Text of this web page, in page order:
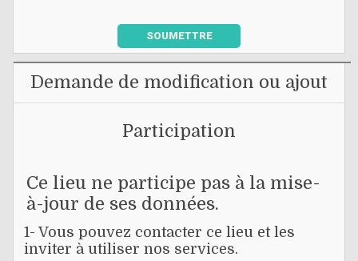
SOUMETTRE
Demande de modification ou ajout
Participation
Ce lieu ne participe pas à la mise-
à-jour de ses données.
1- Vous pouvez contacter ce lieu et les
inviter à utiliser nos services.